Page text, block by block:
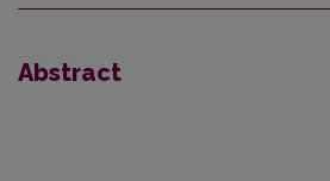
Abstract